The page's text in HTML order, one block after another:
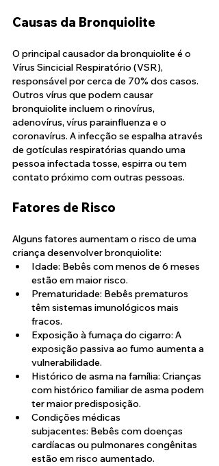
Causas da Bronquiolite
O principal causador da bronquiolite é o
Vírus Sincicial Respiratório (VSR),
responsável por cerca de 70% dos casos.
Outros vírus que podem causar
bronquiolite incluem o rinovírus,
adenovírus, vírus parainfluenza e o
coronavírus. A infecção se espalha através
de gotículas respiratórias quando uma
pessoa infectada tosse, espirra ou tem
contato próximo com outras pessoas.
Fatores de Risco
Alguns fatores aumentam o risco de uma
criança desenvolver bronquiolite:
Idade: Bebês com menos de 6 meses
estão em maior risco.
Prematuridade: Bebês prematuros
têm sistemas imunológicos mais
fracos.
Exposição à fumaça do cigarro: A
exposição passiva ao fumo aumenta a
vulnerabilidade.
Histórico de asma na família: Crianças
com histórico familiar de asma podem
ter maior predisposição.
Condições médicas
subjacentes: Bebês com doenças
cardíacas ou pulmonares congênitas
estão em risco aumentado.